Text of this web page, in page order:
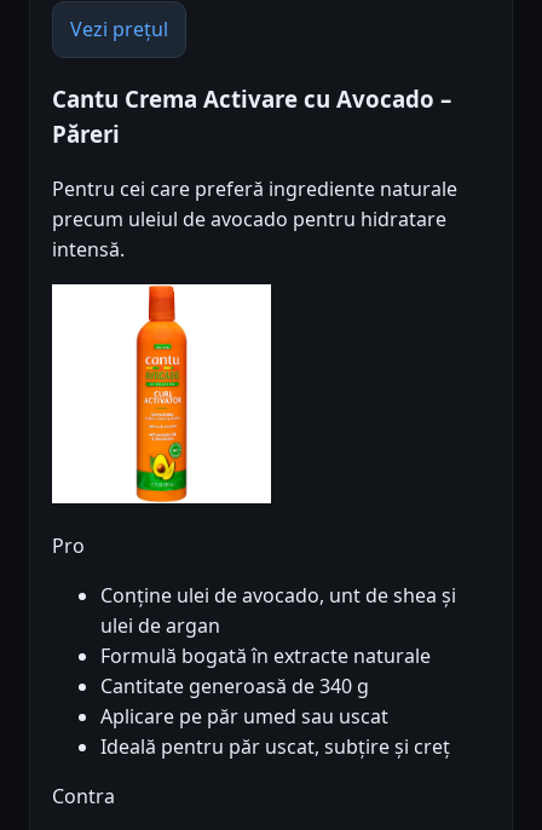
Vezi prețul
Cantu Crema Activare cu Avocado –
Păreri
Pentru cei care preferă ingrediente naturale
precum uleiul de avocado pentru hidratare
intensă.
Pro
Conține ulei de avocado, unt de shea și
ulei de argan
Formulă bogată în extracte naturale
Cantitate generoasă de 340 g
Aplicare pe păr umed sau uscat
Ideală pentru păr uscat, subțire și creț
Contra